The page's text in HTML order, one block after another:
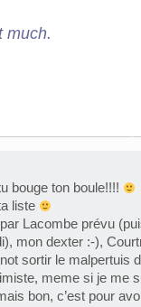
much.
bouge ton boule!!!!
liste
par Lacombe prévu
mon dexter :-),
sortir le malpertuis
meme si je me
bon, c’est pour